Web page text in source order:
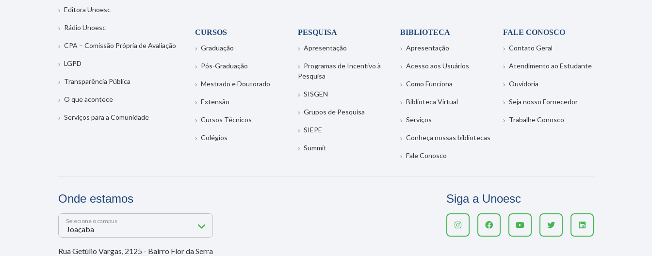
Editora Unoesc
Rádio Unoesc
CPA – Comissão Própria de Avaliação
LGPD
Transparência Pública
O que acontece
Serviços para a Comunidade
CURSOS
Graduação
Pós-Graduação
Mestrado e Doutorado
Extensão
Cursos Técnicos
Colégios
PESQUISA
Apresentação
Programas de Incentivo à
Pesquisa
SISGEN
Grupos de Pesquisa
SIEPE
Summit
BIBLIOTECA
Apresentação
Acesso aos Usuários
Como Funciona
Biblioteca Virtual
Serviços
Conheça nossas bibliotecas
Fale Conosco
FALE CONOSCO
Contato Geral
Atendimento ao Estudante
Ouvidoria
Seja nosso Fornecedor
Trabalhe Conosco
Onde estamos
Selecione o campus
Rua Getúlio Vargas, 2125 - Bairro Flor da Serra
Siga a Unoesc